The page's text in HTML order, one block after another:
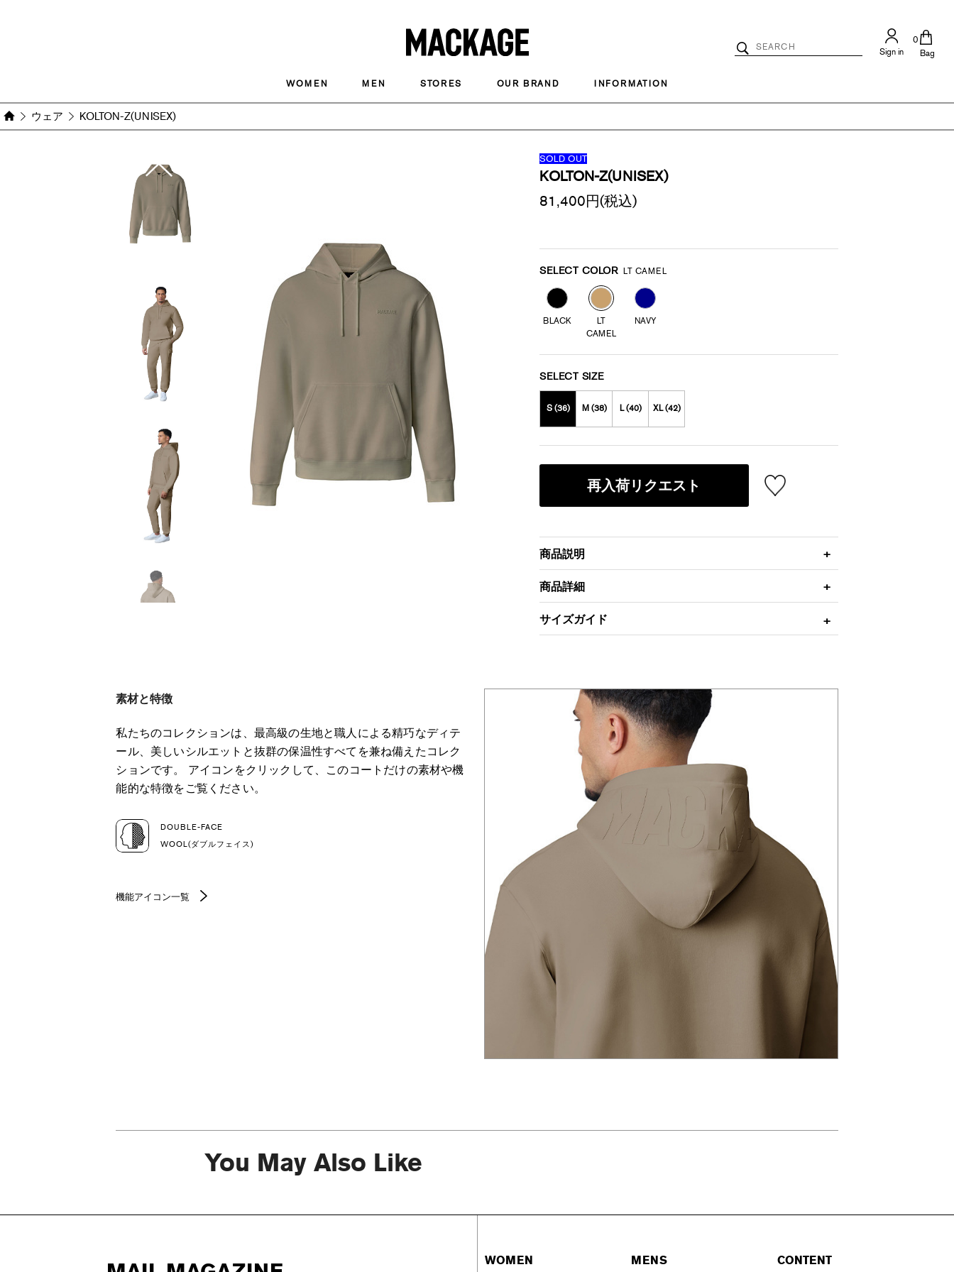
MACKAGE
Bag
0
Sign in
Search
Catalog
WOMEN MEN STORES OUR BRAND INFORMATION
ウェア KOLTON-Z(UNISEX)
SOLD OUT
KOLTON-Z(UNISEX)
81,400円(税込)
Promotions
SELECT COLOR LT CAMEL
BLACK
LT
CAMEL
NAVY
SELECT SIZE
S (36) M (38) L (40) XL (42)
再入荷リクエスト
商品説明
商品詳細
サイズガイド
素材と特徴
私たちのコレクションは、最高級の生地と職人による精巧なディテ
ール、美しいシルエットと抜群の保温性すべてを兼ね備えたコレク
ションです。 アイコンをクリックして、このコートだけの素材や機
能的な特徴をご覧ください。
DOUBLE-FACE
WOOL(ダブルフェイス)
機能アイコン一覧
You May Also Like
WOMEN MENS CONTENT